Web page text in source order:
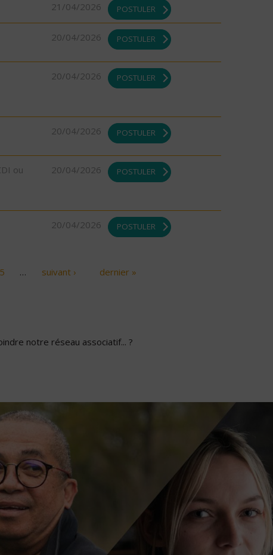
21/04/2026 POSTULER
20/04/2026 POSTULER
20/04/2026 POSTULER
20/04/2026 POSTULER
ou
20/04/2026 POSTULER
20/04/2026 POSTULER
… suivant › dernier »
notre réseau associatif... ?